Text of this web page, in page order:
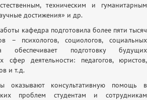
техническим и гуманитарным
достижения» и др.
кафедра подготовила более пяти тысяч
– психологов, социологов, социальных
обеспечивает подготовку будущих
сфер деятельности: педагогов, юристов,
и т.д.
оказывают консультативную помощь в
проблем студентам и сотрудникам